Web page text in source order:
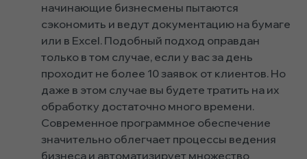
начинающие бизнесмены пытаются
сэкономить и ведут документацию на бумаге
или в Excel. Подобный подход оправдан
только в том случае, если у вас за день
проходит не более 10 заявок от клиентов. Но
даже в этом случае вы будете тратить на их
обработку достаточно много времени.
Современное программное обеспечение
значительно облегчает процессы ведения
бизнеса и автоматизирует множество